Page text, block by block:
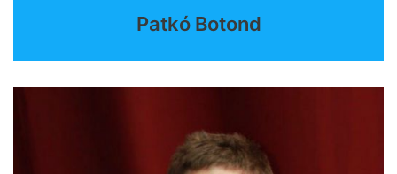
Patkó Botond